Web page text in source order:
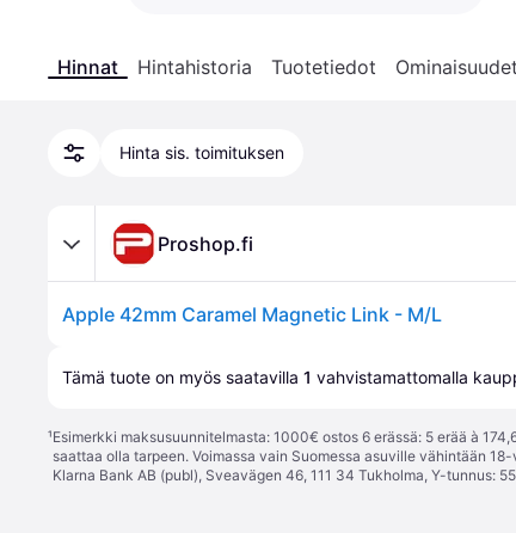
Hinnat Hintahistoria Tuotetiedot Ominaisuudet
Hinta sis. toimituksen
Proshop.fi
Apple 42mm Caramel Magnetic Link - M/L
Tämä tuote on myös saatavilla 1 vahvistamattomalla
¹Esimerkki maksusuunnitelmasta: 1000€ ostos 6 erässä: 5 erää à
saattaa olla tarpeen. Voimassa vain Suomessa asuville vähintään
Klarna Bank AB (publ), Sveavägen 46, 111 34 Tukholma, Y-tunnus: